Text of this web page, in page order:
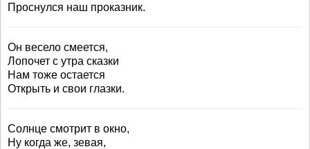
Проснулся наш проказник.
Он весело смеется,
Лопочет с утра сказки
Нам тоже остается
Открыть и свои глазки.
Солнце смотрит в окно,
Ну когда же, зевая,